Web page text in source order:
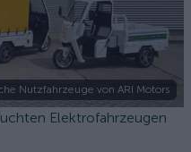
Nutzfahrzeuge von ARI Motors
Elektrofahrzeugen